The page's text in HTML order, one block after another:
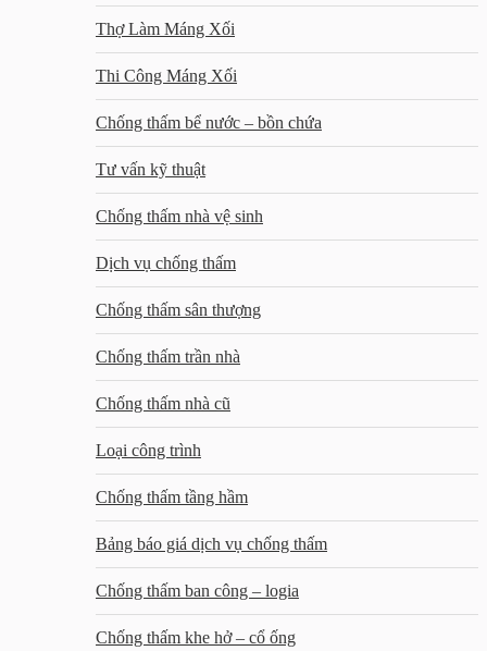
Thợ Làm Máng Xối
Thi Công Máng Xối
Chống thấm bể nước – bồn chứa
Tư vấn kỹ thuật
Chống thấm nhà vệ sinh
Dịch vụ chống thấm
Chống thấm sân thượng
Chống thấm trần nhà
Chống thấm nhà cũ
Loại công trình
Chống thấm tầng hầm
Bảng báo giá dịch vụ chống thấm
Chống thấm ban công – logia
Chống thấm khe hở – cổ ống